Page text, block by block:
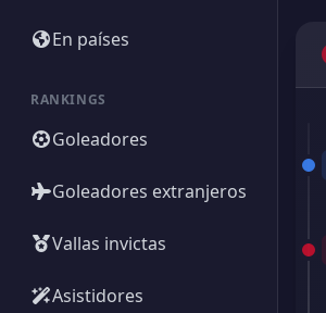
En países
RANKINGS
Goleadores
Goleadores extranjeros
Vallas invictas
Asistidores